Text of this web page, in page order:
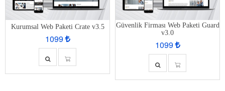
Kurumsal Web Paketi Crate v3.5
1099
Güvenlik Firması Web Paketi Guard
v3.0
1099